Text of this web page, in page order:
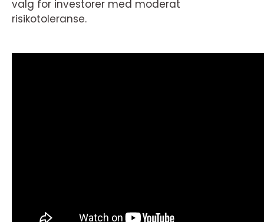
valg for investorer med moderat
risikotoleranse.